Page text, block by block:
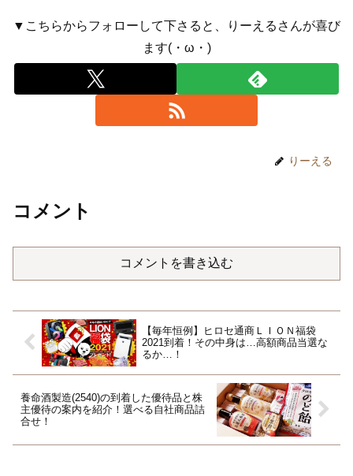
▼こちらからフォローして下さると、りーえるさんが喜び
ます(・ω・)
りーえる
コメント
コメントを書き込む
【毎年恒例】ヒロセ通商ＬＩＯＮ福袋
2021到着！その中身は…高額商品当選な
るか…！
養命酒製造(2540)の到着した優待品と株
主優待の案内を紹介！選べる自社商品詰
合せ！